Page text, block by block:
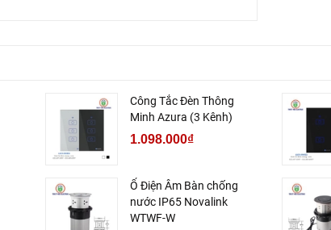
Công Tắc Đèn Thông
Minh Azura (3 Kênh)
1.098.000₫
Ổ Điện Âm Bàn chống
nước IP65 Novalink
WTWF-W